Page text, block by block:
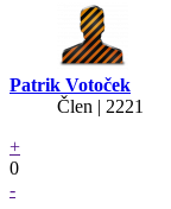
Patrik Votoček
Člen | 2221
+
0
-